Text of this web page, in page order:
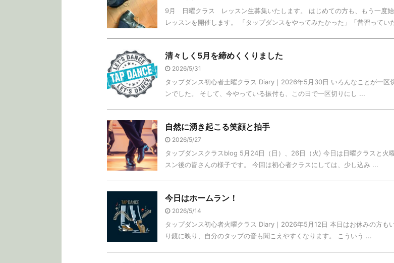
9月 日曜クラス レッスン生募集いたします。 はじめての方も、もう一度
レッスンを開催します。 「タップダンスをやってみたかった」「昔習ってい
清々しく5月を締めくくりました
2026/5/31
タップダンス初心者土曜クラス Diary｜2026年5月30日 いろんなことが一
ンでした。 そして、今やっている振付も、この日で一区切りにし ...
自然に湧き起こる笑顔と拍手
2026/5/27
タップダンスクラスblog 5月24日（日）、26日（火) 今日は日曜クラスと火
スン後の皆さんの様子です。 今回は初心者クラスにしては、少し込み ...
今日はホームラン！
2026/5/14
タップダンス初心者火曜クラス Diary｜2026年5月12日 本日はお休みの方
り鏡に映り、自分のタップの音も聞こえやすくなります。 こういう ...